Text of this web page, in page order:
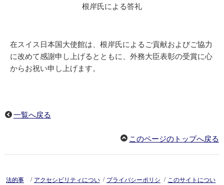
根岸氏による答礼
在スイス日本国大使館は、根岸氏によるご貢献およびご協力
に改めて感謝申し上げるとともに、外務大臣表彰の受賞に心
からお祝い申し上げます。
一覧へ戻る
このページのトップへ戻る
法的事 / アクセシビリティについ / プライバシーポリシ / このサイトについ